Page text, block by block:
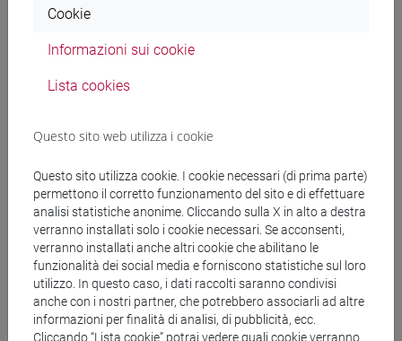
Ricerca insegnamenti
Ricerca pubblicazioni
Ricerca risorse bibliografiche
Cookie
Informazioni sui cookie
Lista cookies
Questo sito web utilizza i cookie
Questo sito utilizza cookie. I cookie necessari (di prima parte)
permettono il corretto funzionamento del sito e di effettuare
analisi statistiche anonime. Cliccando sulla X in alto a destra
verranno installati solo i cookie necessari. Se acconsenti,
verranno installati anche altri cookie che abilitano le
funzionalità dei social media e forniscono statistiche sul loro
utilizzo. In questo caso, i dati raccolti saranno condivisi
anche con i nostri partner, che potrebbero associarli ad altre
informazioni per finalità di analisi, di pubblicità, ecc.
Cliccando “Lista cookie” potrai vedere quali cookie verranno